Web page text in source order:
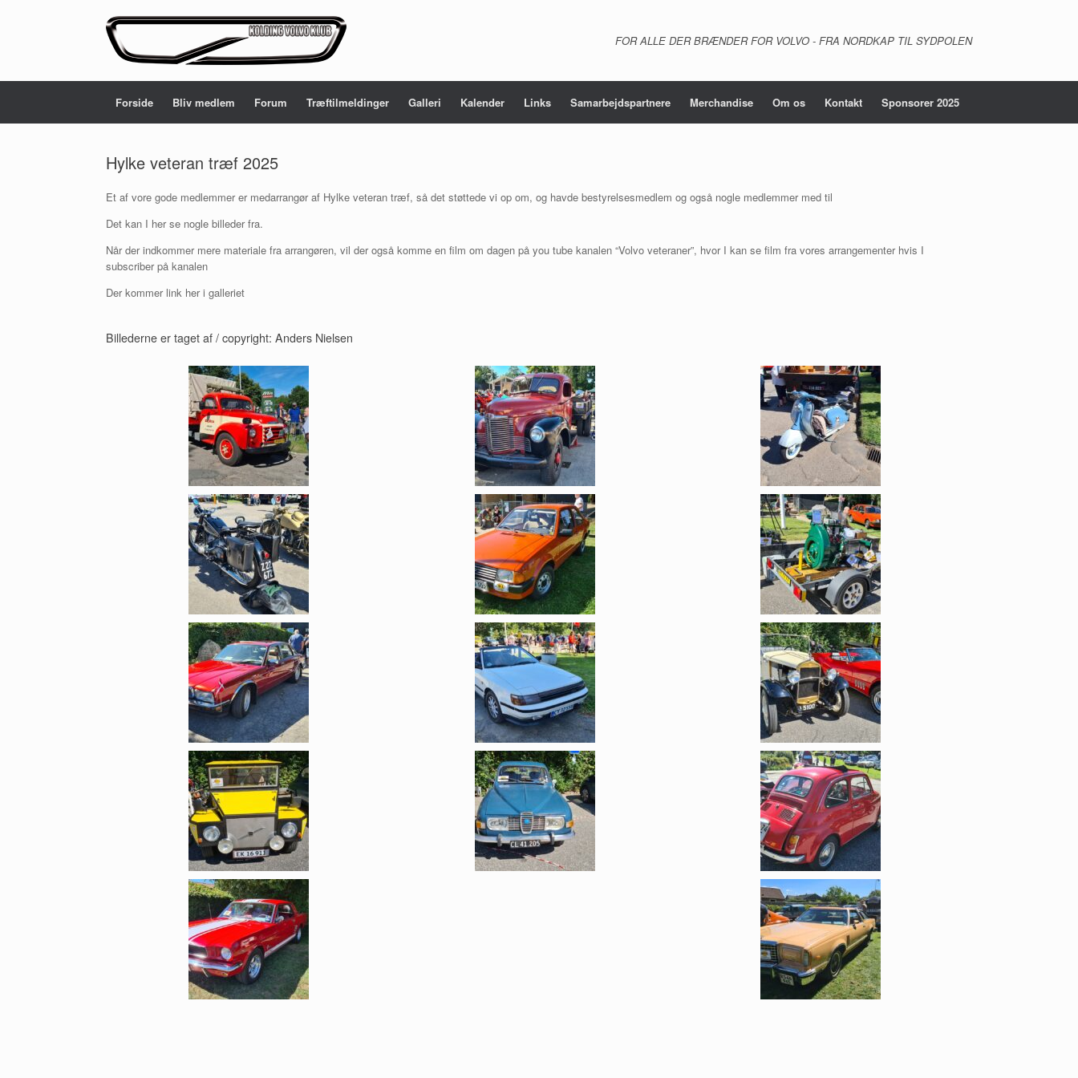
FOR ALLE DER BRÆNDER FOR VOLVO - FRA NORDKAP TIL SYDPOLEN
Forside Bliv medlem Forum Træftilmeldinger Galleri Kalender Links Samarbejdspartnere Merchandise Om os Kontakt Sponsorer 2025
Hylke veteran træf 2025
Et af vore gode medlemmer er medarrangør af Hylke veteran træf, så det støttede vi op om, og havde bestyrelsesmedlem og også nogle medlemmer med til
Det kan I her se nogle billeder fra.
Når der indkommer mere materiale fra arrangøren, vil der også komme en film om dagen på you tube kanalen “Volvo veteraner”, hvor I kan se film fra vores arrangementer hvis I
subscriber på kanalen
Der kommer link her i galleriet
Billederne er taget af / copyright: Anders Nielsen